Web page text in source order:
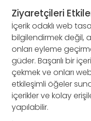
Ziyaretçileri
İçerik odaklı web
bilgilendirmek değil,
onları eyleme
güder. Başarılı bir
çekmek ve onları
etkileşimli öğeler
içerikler ve kolay
yapılabilir.